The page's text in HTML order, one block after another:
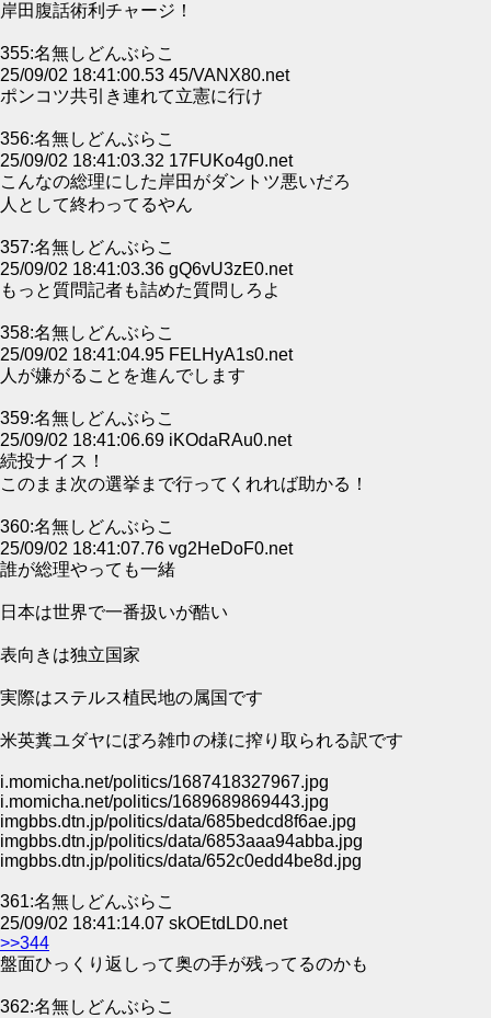
岸田腹話術利チャージ！
355:名無しどんぶらこ
25/09/02 18:41:00.53 45/VANX80.net
ポンコツ共引き連れて立憲に行け
356:名無しどんぶらこ
25/09/02 18:41:03.32 17FUKo4g0.net
こんなの総理にした岸田がダントツ悪いだろ
人として終わってるやん
357:名無しどんぶらこ
25/09/02 18:41:03.36 gQ6vU3zE0.net
もっと質問記者も詰めた質問しろよ
358:名無しどんぶらこ
25/09/02 18:41:04.95 FELHyA1s0.net
人が嫌がることを進んでします
359:名無しどんぶらこ
25/09/02 18:41:06.69 iKOdaRAu0.net
続投ナイス！
このまま次の選挙まで行ってくれれば助かる！
360:名無しどんぶらこ
25/09/02 18:41:07.76 vg2HeDoF0.net
誰が総理やっても一緒
日本は世界で一番扱いが酷い
表向きは独立国家
実際はステルス植民地の属国です
米英糞ユダヤにぼろ雑巾の様に搾り取られる訳です
i.momicha.net/politics/1687418327967.jpg
i.momicha.net/politics/1689689869443.jpg
imgbbs.dtn.jp/politics/data/685bedcd8f6ae.jpg
imgbbs.dtn.jp/politics/data/6853aaa94abba.jpg
imgbbs.dtn.jp/politics/data/652c0edd4be8d.jpg
361:名無しどんぶらこ
25/09/02 18:41:14.07 skOEtdLD0.net
>>344
盤面ひっくり返しって奥の手が残ってるのかも
362:名無しどんぶらこ